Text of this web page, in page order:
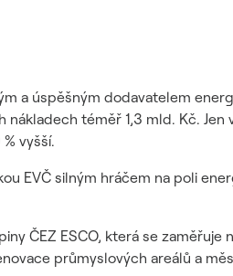
a úspěšným dodavatelem
nákladech téměř 1,3 mld. Kč.
vyšší.
EVČ silným hráčem na poli
ČEZ ESCO, která se
průmyslových areálů a